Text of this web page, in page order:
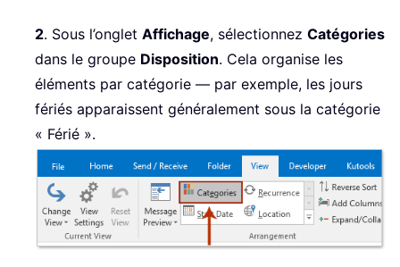
2. Sous l’onglet Affichage, sélectionnez Catégories
dans le groupe Disposition. Cela organise les
éléments par catégorie — par exemple, les jours
fériés apparaissent généralement sous la catégorie
« Férié ».